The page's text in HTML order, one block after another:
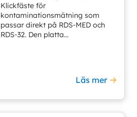
Klickfäste för
kontaminationsmätning som
passar direkt på RDS‑MED och
RDS‑32. Den platta...
Läs mer